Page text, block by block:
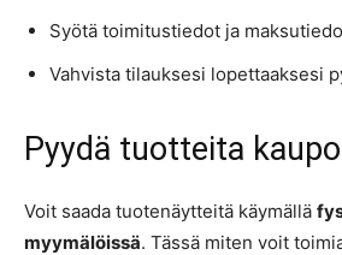
Syötä toimitustiedot ja
Vahvista tilauksesi lopettaaksesi
Pyydä tuotteita
Voit saada tuotenäytteitä käymällä
myymälöissä. Tässä miten voit